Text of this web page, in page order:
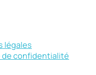
légales
de confidentialité